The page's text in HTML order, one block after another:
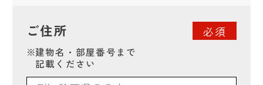
ご住所 必須
※建物名・部屋番号まで
記載ください